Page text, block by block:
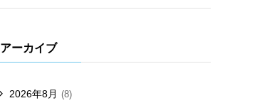
アーカイブ
2026年8月 (8)